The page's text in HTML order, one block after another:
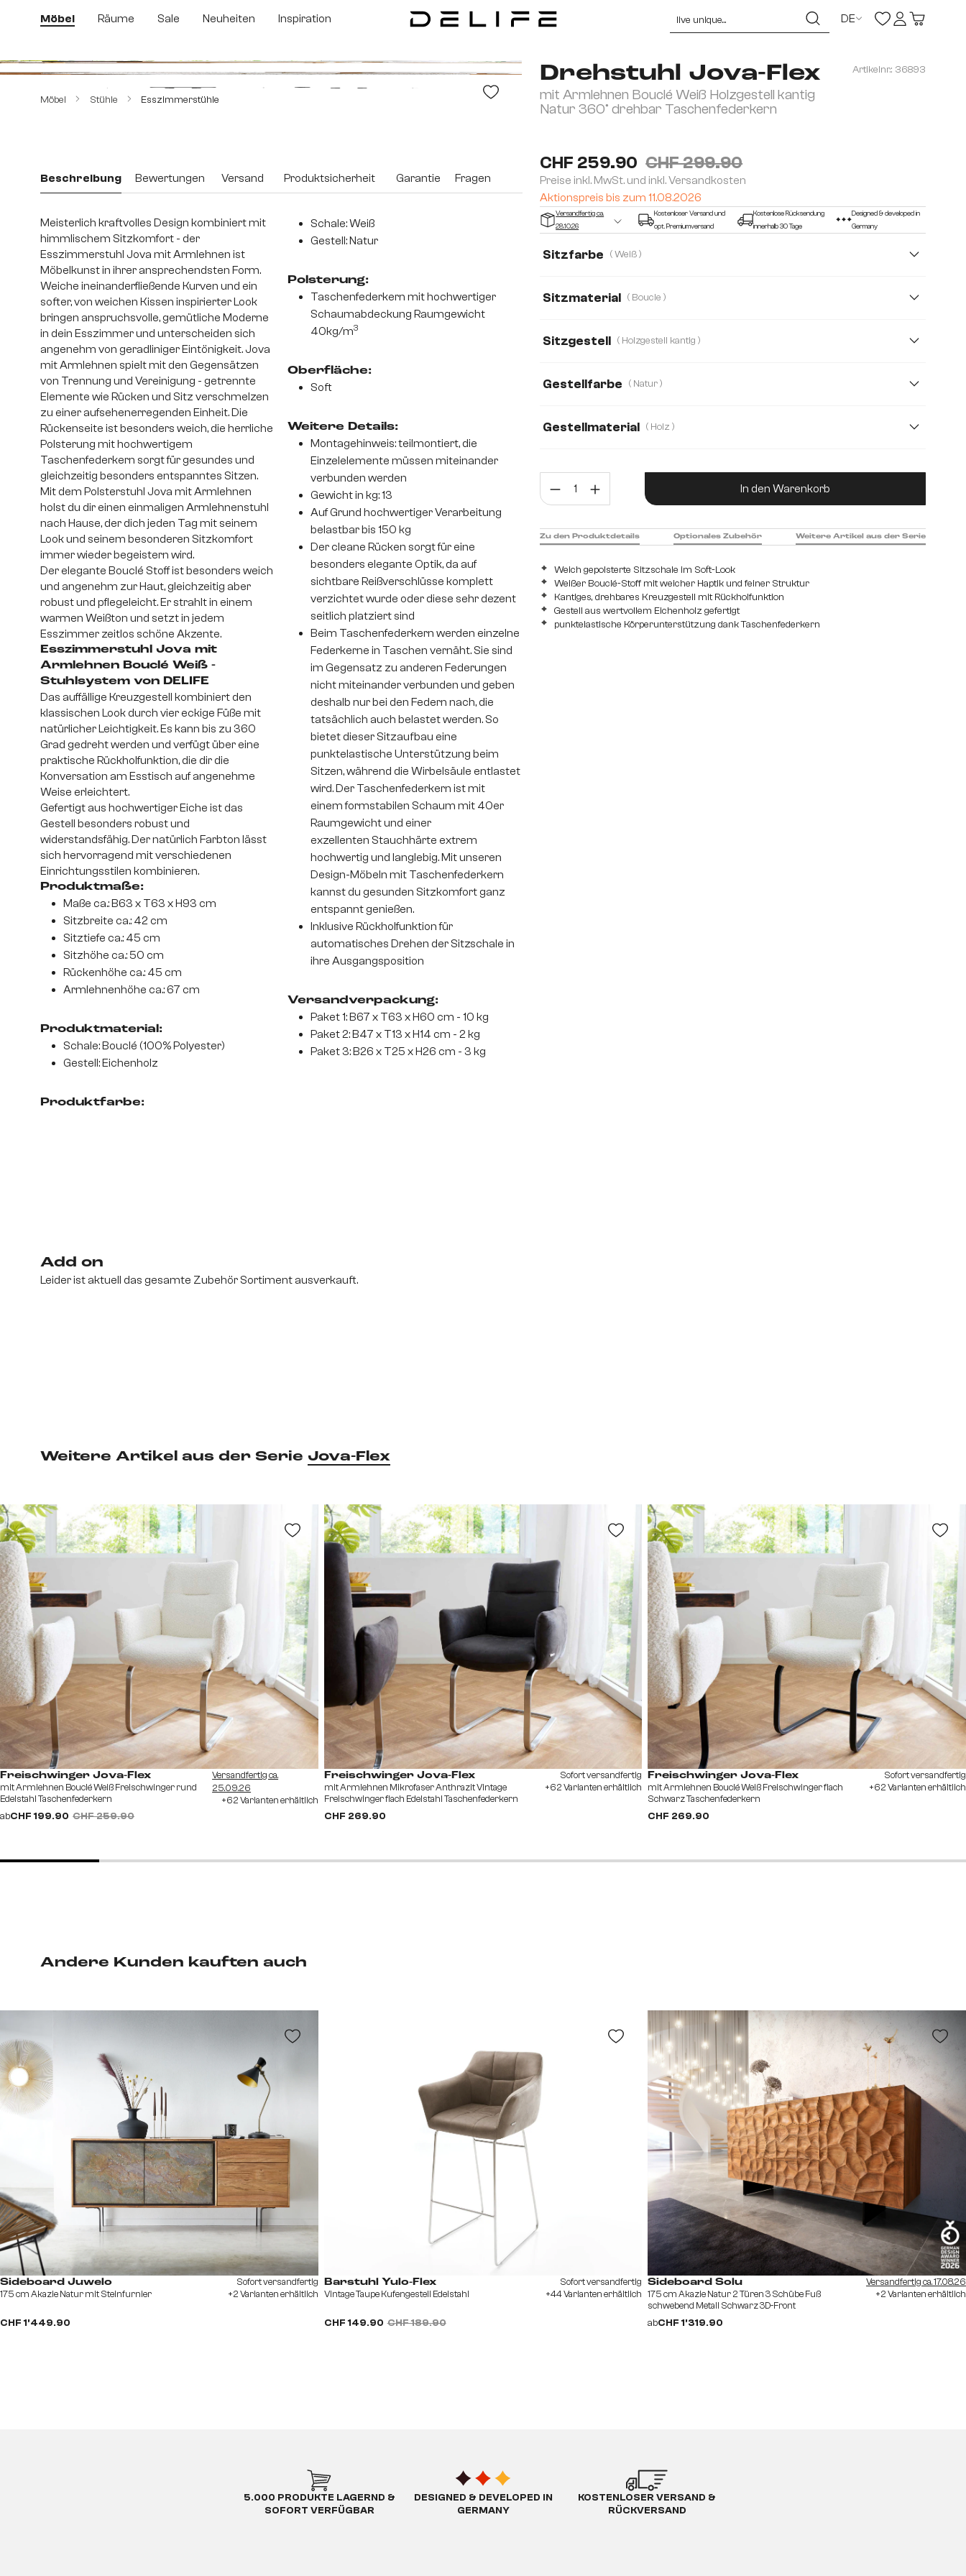
Hauptinhalt springen
Zur Suche springen
Zur Hauptnavigation springen
Möbel Räume Sale Neuheiten Inspiration DE
Möbel Stühle Esszimmerstühle
Drehstuhl Jova-Flex
mit Armlehnen Bouclé Weiß Holzgestell kantig
Natur 360° drehbar Taschenfederkern
Artikelnr.: 36893
CHF 259.90 CHF 299.90
Preise inkl. MwSt. und inkl. Versandkosten
Aktionspreis bis zum 11.08.2026
Versandfertig ca.
28.10.26
Kostenloser Versand und
opt. Premiumversand
Kostenlose Rücksendung
innerhalb 30 Tage
Designed & developed in
Germany
Sitzfarbe ( Weiß )
Sitzmaterial ( Boucle )
Sitzgestell ( Holzgestell kantig )
Gestellfarbe ( Natur )
Gestellmaterial ( Holz )
Produkt Anzahl: Gib den gewünschten Wert
In den Warenkorb
Weich gepolsterte Sitzschale im Soft-Look
Weißer Bouclé-Stoff mit weicher Haptik und feiner Struktur
Kantiges, drehbares Kreuzgestell mit Rückholfunktion
Gestell aus wertvollem Eichenholz gefertigt
punktelastische Körperunterstützung dank Taschenfederkern
Zu den Produktdetails Optionales Zubehör Weitere Artikel aus der Serie
Beschreibung Bewertungen Versand Produktsicherheit Garantie Fragen
Meisterlich kraftvolles Design kombiniert mit
himmlischem Sitzkomfort - der
Esszimmerstuhl Jova mit Armlehnen ist
Möbelkunst in ihrer ansprechendsten Form.
Weiche ineinanderfließende Kurven und ein
softer, von weichen Kissen inspirierter Look
bringen anspruchsvolle, gemütliche Moderne
in dein Esszimmer und unterscheiden sich
angenehm von geradliniger Eintönigkeit. Jova
mit Armlehnen spielt mit den Gegensätzen
von Trennung und Vereinigung - getrennte
Elemente wie Rücken und Sitz verschmelzen
zu einer aufsehenerregenden Einheit. Die
Rückenseite ist besonders weich, die herrliche
Polsterung mit hochwertigem
Taschenfederkern sorgt für gesundes und
gleichzeitig besonders entspanntes Sitzen.
Mit dem Polsterstuhl Jova mit Armlehnen
holst du dir einen einmaligen Armlehnenstuhl
nach Hause, der dich jeden Tag mit seinem
Look und seinem besonderen Sitzkomfort
immer wieder begeistern wird.
Der elegante Bouclé Stoff ist besonders weich
und angenehm zur Haut, gleichzeitig aber
robust und pflegeleicht. Er strahlt in einem
warmen Weißton und setzt in jedem
Esszimmer zeitlos schöne Akzente.
Esszimmerstuhl Jova mit
Armlehnen Bouclé Weiß -
Stuhlsystem von DELIFE
Das auffällige Kreuzgestell kombiniert den
klassischen Look durch vier eckige Füße mit
natürlicher Leichtigkeit. Es kann bis zu 360
Grad gedreht werden und verfügt über eine
praktische Rückholfunktion, die dir die
Konversation am Esstisch auf angenehme
Weise erleichtert.
Gefertigt aus hochwertiger Eiche ist das
Gestell besonders robust und
widerstandsfähig. Der natürlich Farbton lässt
sich hervorragend mit verschiedenen
Einrichtungsstilen kombinieren.
Produktmaße:
Maße ca.: B63 x T63 x H93 cm
Sitzbreite ca.: 42 cm
Sitztiefe ca.: 45 cm
Sitzhöhe ca.: 50 cm
Rückenhöhe ca.: 45 cm
Armlehnenhöhe ca.: 67 cm
Produktmaterial:
Schale: Bouclé (100% Polyester)
Gestell: Eichenholz
Produktfarbe:
Schale: Weiß
Gestell: Natur
Polsterung:
Taschenfederkern mit hochwertiger
Schaumabdeckung Raumgewicht
40kg/m3
Oberfläche:
Soft
Weitere Details:
Montagehinweis: teilmontiert, die
Einzelelemente müssen miteinander
verbunden werden
Gewicht in kg: 13
Auf Grund hochwertiger Verarbeitung
belastbar bis 150 kg
Der cleane Rücken sorgt für eine
besonders elegante Optik, da auf
sichtbare Reißverschlüsse komplett
verzichtet wurde oder diese sehr dezent
seitlich platziert sind
Beim Taschenfederkern werden einzelne
Federkerne in Taschen vernäht. Sie sind
im Gegensatz zu anderen Federungen
nicht miteinander verbunden und geben
deshalb nur bei den Federn nach, die
tatsächlich auch belastet werden. So
bietet dieser Sitzaufbau eine
punktelastische Unterstützung beim
Sitzen, während die Wirbelsäule entlastet
wird. Der Taschenfederkern ist mit
einem formstabilen Schaum mit 40er
Raumgewicht und einer
exzellenten Stauchhärte extrem
hochwertig und langlebig. Mit unseren
Design-Möbeln mit Taschenfederkern
kannst du gesunden Sitzkomfort ganz
entspannt genießen.
Inklusive Rückholfunktion für
automatisches Drehen der Sitzschale in
ihre Ausgangsposition
Versandverpackung:
Paket 1: B67 x T63 x H60 cm - 10 kg
Paket 2: B47 x T13 x H14 cm - 2 kg
Paket 3: B26 x T25 x H26 cm - 3 kg
Add on
Leider ist aktuell das gesamte Zubehör Sortiment ausverkauft.
Andere Kunden kauften auch
Sideboard Juwelo
175 cm Akazie Natur mit Steinfurnier
CHF 1’449.90
Sofort versandfertig
+2 Varianten erhältlich
Barstuhl Yulo-Flex
Vintage Taupe Kufengestell Edelstahl
CHF 149.90 CHF 189.90
Sofort versandfertig
+44 Varianten erhältlich
Sideboard Solu
175 cm Akazie Natur 2 Türen 3 Schübe Fuß
schwebend Metall Schwarz 3D-Front
abCHF 1’319.90
Versandfertig ca. 17.08.26
+2 Varianten erhältlich
Weitere Artikel aus der Serie Jova-Flex
Freischwinger Jova-Flex
mit Armlehnen Bouclé Weiß Freischwinger rund
Edelstahl Taschenfederkern
abCHF 199.90 CHF 259.90
Versandfertig ca.
25.09.26
+62 Varianten erhältlich
Freischwinger Jova-Flex
mit Armlehnen Mikrofaser Anthrazit Vintage
Freischwinger flach Edelstahl Taschenfederkern
CHF 269.90
Sofort versandfertig
+62 Varianten erhältlich
Freischwinger Jova-Flex
mit Armlehnen Bouclé Weiß Freischwinger flach
Schwarz Taschenfederkern
CHF 269.90
Sofort versandfertig
+62 Varianten erhältlich
5.000 PRODUKTE LAGERND &
SOFORT VERFÜGBAR
DESIGNED & DEVELOPED IN
GERMANY
KOSTENLOSER VERSAND &
RÜCKVERSAND